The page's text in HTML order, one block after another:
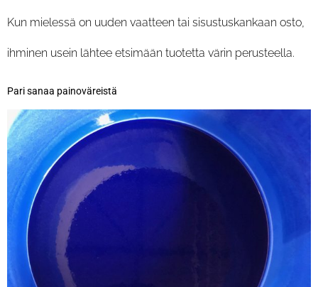
Kun mielessä on uuden vaatteen tai sisustuskankaan osto,
ihminen usein lähtee etsimään tuotetta värin perusteella.
Pari sanaa painoväreistä